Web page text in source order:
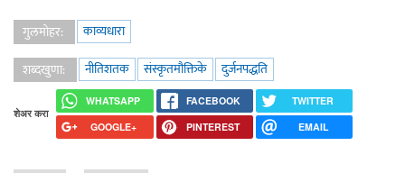
गुलमोहर:
काव्यधारा
शब्दखुणा:
नीतिशतक संस्कृतमौक्तिके दुर्जनपद्धति
शेअर करा
WHATSAPP FACEBOOK
TWITTER
GOOGLE+
PINTEREST EMAIL